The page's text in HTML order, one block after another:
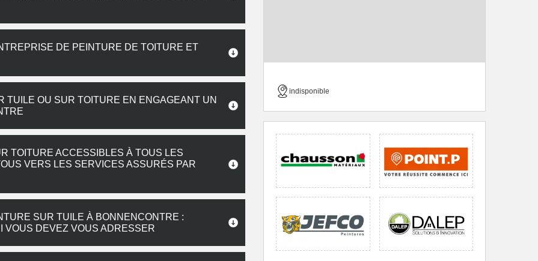
DE PEINTURE DE TOITURE ET
TUILE OU SUR TOITURE EN ENGAGEANT UN
TOITURE ACCESSIBLES À TOUS LES
VERS LES SERVICES ASSURÉS PAR
SUR TUILE À BONNENCONTRE :
VOUS DEVEZ VOUS ADRESSER
indisponible